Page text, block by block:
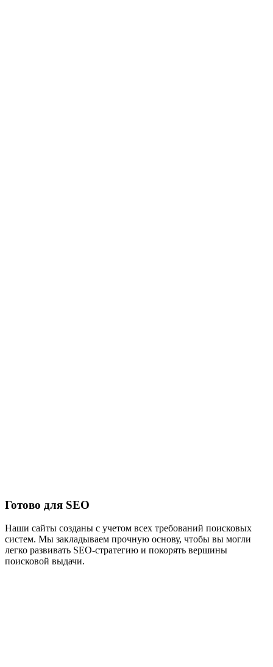
Готово для SEO
Наши сайты созданы с учетом всех требований поисковых
систем. Мы закладываем прочную основу, чтобы вы могли
легко развивать SEO-стратегию и покорять вершины
поисковой выдачи.